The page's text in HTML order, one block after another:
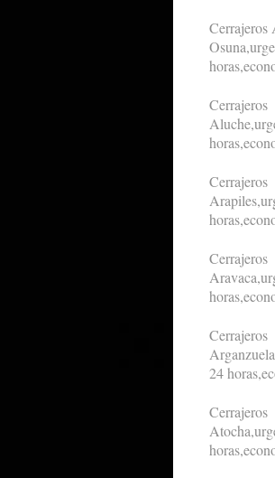
Cerrajeros
Cerrajeros
Cerrajeros
Cerrajeros
Cerrajeros
24
Cerrajeros